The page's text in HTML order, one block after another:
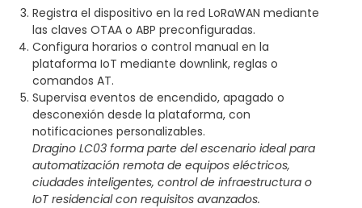
Registra el dispositivo en la red LoRaWAN mediante
las claves OTAA o ABP preconfiguradas.
Configura horarios o control manual en la
plataforma IoT mediante downlink, reglas o
comandos AT.
Supervisa eventos de encendido, apagado o
desconexión desde la plataforma, con
notificaciones personalizables.
Dragino LC03 forma parte del escenario ideal para
automatización remota de equipos eléctricos,
ciudades inteligentes, control de infraestructura o
IoT residencial con requisitos avanzados.